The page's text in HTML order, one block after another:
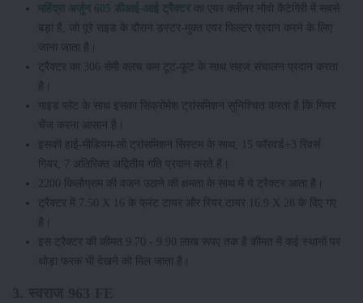
महिंद्रा अर्जुन 605 डीआई-आई ट्रैक्टर का एयर क्लीनर नोवो कैटेगिरी में सबसे
बड़ा है, जो पूरे राइड के दौरान डस्टर-मुक्त एयर फिल्टर प्रदान करने के लिए
जाना जाता है।
ट्रैक्टर का 306 सेमी क्लच कम टूट-फूट के साथ सहज संचालन प्रदान करता
है।
गाइड प्लेट के साथ इसका सिंक्रोमेश ट्रांसमिशन सुनिश्चित करता है कि गियर
चेंज करना आसान है।
इसकी हाई-मीडियम-लो ट्रांसमिशन सिस्टम के साथ, 15 फॉरवर्ड+3 रिवर्स
गियर, 7 अतिरिक्त अद्वितीय गति प्रदान करते हैं।
2200 किलोग्राम की वजन उठाने की क्षमता के साथ में ये ट्रैक्टर आता है।
ट्रैक्टर में 7.50 X 16 के फ्रंट टायर और रियर टायर 16.9 X 28 के दिए गए
है।
इस ट्रैक्टर की कीमत 9.70 - 9.90 लाख रूपए तक है कीमत में कई स्थानों पर
थोड़ा फरक भी देखने को मिल जाता है।